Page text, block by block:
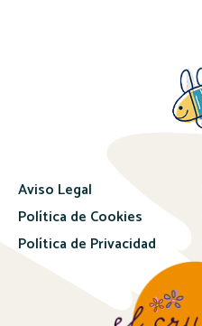
Aviso Legal
Política de Cookies
Política de Privacidad